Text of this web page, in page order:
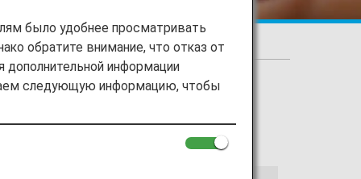
было удобнее просматривать
обратите внимание, что отказ от
информации
следующую информацию, чтобы